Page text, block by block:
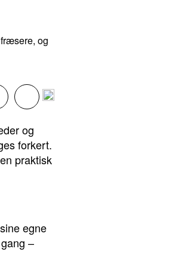
og
og
forkert.
praktisk
egne
–